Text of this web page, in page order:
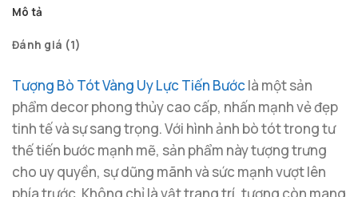
Mô tả
Đánh giá (1)
Tượng Bò Tót Vàng Uy Lực Tiến Bướclà một sản
phẩm decor phong thủy cao cấp, nhấn mạnh vẻ đẹp
tinh tế và sự sang trọng. Với hình ảnh bò tót trong tư
thế tiến bước mạnh mẽ, sản phẩm này tượng trưng
cho uy quyền, sự dũng mãnh và sức mạnh vượt lên